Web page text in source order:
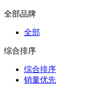
全部品牌
全部
综合排序
综合排序
销量优先